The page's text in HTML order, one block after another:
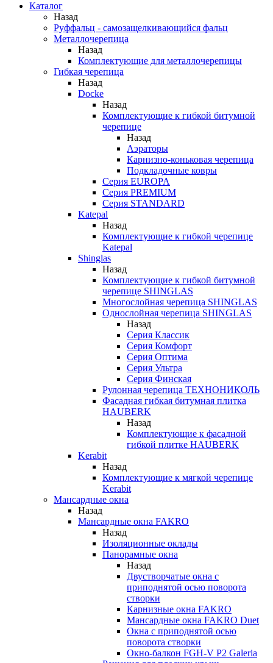
Каталог
Назад
Руффальц - самозащелкивающийся фальц
Металлочерепица
Назад
Комплектующие для металлочерепицы
Гибкая черепица
Назад
Docke
Назад
Комплектующие к гибкой битумной
черепице
Назад
Аэраторы
Карнизно-коньковая черепица
Подкладочные ковры
Серия EUROPA
Серия PREMIUM
Серия STANDARD
Katepal
Назад
Комплектующие к гибкой черепице
Katepal
Shinglas
Назад
Комплектующие к гибкой битумной
черепице SHINGLAS
Многослойная черепица SHINGLAS
Однослойная черепица SHINGLAS
Назад
Серия Классик
Серия Комфорт
Серия Оптима
Серия Ультра
Серия Финская
Рулонная черепица ТЕХНОНИКОЛЬ
Фасадная гибкая битумная плитка
HAUBERK
Назад
Комплектующие к фасадной
гибкой плитке HAUBERK
Kerabit
Назад
Комплектующие к мягкой черепице
Kerabit
Мансардные окна
Назад
Мансардные окна FAKRO
Назад
Изоляционные оклады
Панорамные окна
Назад
Двустворчатые окна с
приподнятой осью поворота
створки
Карнизные окна FAKRO
Мансардные окна FAKRO Duet
Окна с приподнятой осью
поворота створки
Окно-балкон FGH-V P2 Galeria